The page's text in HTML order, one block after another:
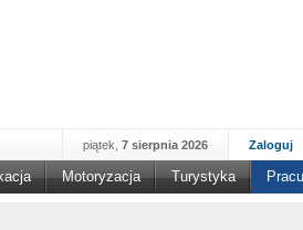
Zaloguj
piątek, 7 sierpnia 2026
Motoryzacja Turystyka